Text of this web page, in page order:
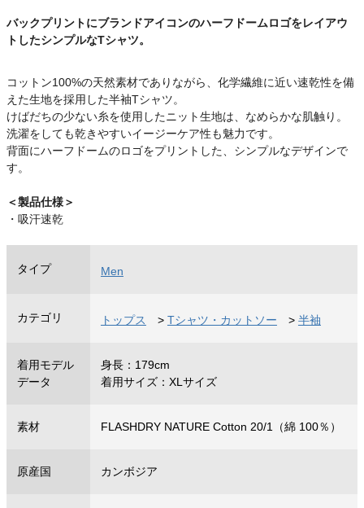
バックプリントにブランドアイコンのハーフドームロゴをレイアウ
トしたシンプルなTシャツ。
コットン100%の天然素材でありながら、化学繊維に近い速乾性を備
えた生地を採用した半袖Tシャツ。
けばだちの少ない糸を使用したニット生地は、なめらかな肌触り。
洗濯をしても乾きやすいイージーケア性も魅力です。
背面にハーフドームのロゴをプリントした、シンプルなデザインで
す。
＜製品仕様＞
・吸汗速乾
タイプ Men
カテゴリ トップス > Tシャツ・カットソー > 半袖
着用モデル
データ
身長：179cm
着用サイズ：XLサイズ
素材 FLASHDRY NATURE Cotton 20/1（綿 100％）
原産国 カンボジア